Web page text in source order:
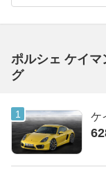
ポルシェ ケイ
グ
ケ